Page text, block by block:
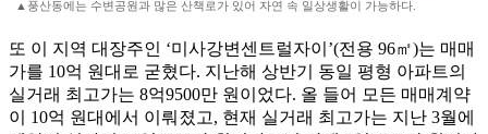
▲풍산동에는 수변공원과 많은 산책로가 있어 자연 속 일상생활이 가능하다.
또 이 지역 대장주인 ‘미사강변센트럴자이’(전용 96㎡)는 매매
가를 10억 원대로 굳혔다. 지난해 상반기 동일 평형 아파트의
실거래 최고가는 8억9500만 원이었다. 올 들어 모든 매매계약
이 10억 원대에서 이뤄졌고, 현재 실거래 최고가는 지난 3월에